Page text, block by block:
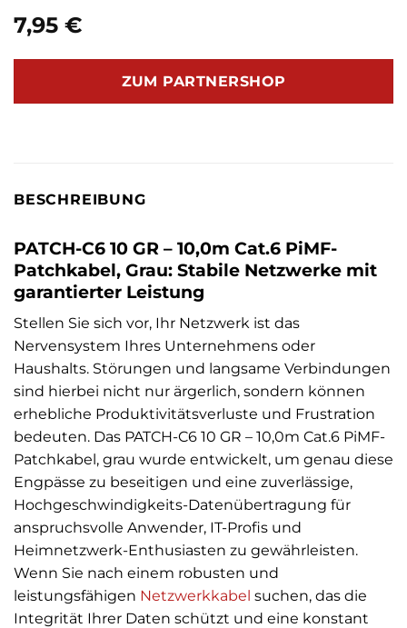
7,95 €
ZUM PARTNERSHOP
BESCHREIBUNG
PATCH-C6 10 GR – 10,0m Cat.6 PiMF-
Patchkabel, Grau: Stabile Netzwerke mit
garantierter Leistung
Stellen Sie sich vor, Ihr Netzwerk ist das
Nervensystem Ihres Unternehmens oder
Haushalts. Störungen und langsame Verbindungen
sind hierbei nicht nur ärgerlich, sondern können
erhebliche Produktivitätsverluste und Frustration
bedeuten. Das PATCH-C6 10 GR – 10,0m Cat.6 PiMF-
Patchkabel, grau wurde entwickelt, um genau diese
Engpässe zu beseitigen und eine zuverlässige,
Hochgeschwindigkeits-Datenübertragung für
anspruchsvolle Anwender, IT-Profis und
Heimnetzwerk-Enthusiasten zu gewährleisten.
Wenn Sie nach einem robusten und
leistungsfähigen Netzwerkkabel suchen, das die
Integrität Ihrer Daten schützt und eine konstant